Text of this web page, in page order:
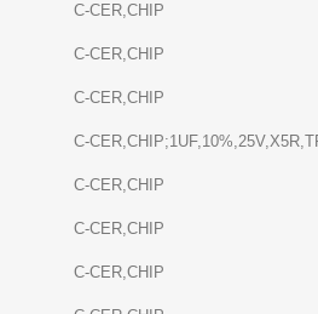
C-CER,CHIP
C-CER,CHIP
C-CER,CHIP
C-
C-CER,CHIP
C-CER,CHIP
C-CER,CHIP